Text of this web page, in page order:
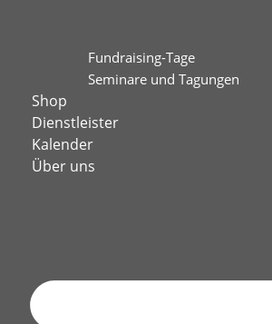
Fundraising-Tage
Seminare und Tagungen
Shop
Dienstleister
Kalender
Über uns